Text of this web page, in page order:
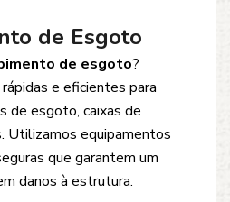
de Esgoto
de esgoto?
e eficientes para
de esgoto, caixas de
Utilizamos equipamentos
que garantem um
danos à estrutura.